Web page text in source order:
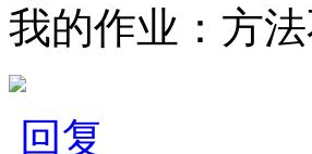
我的作业：方法
回复